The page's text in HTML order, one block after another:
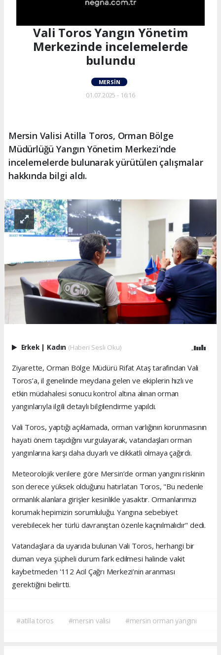
Vali Toros Yangın Yönetim
Merkezinde incelemelerde
bulundu
MERSIN
01.07.2025 - 16:16
Mersin Valisi Atilla Toros, Orman Bölge
Müdürlüğü Yangın Yönetim Merkezi’nde
incelemelerde bulunarak yürütülen çalışmalar
hakkında bilgi aldı.
Erkek Kadın (Haberi Sesli Oku)
Ziyarette, Orman Bölge Müdürü Rifat Ataş tarafından Vali
Toros’a, il genelinde meydana gelen ve ekiplerin hızlı ve
etkin müdahalesi sonucu kontrol altına alınan orman
yangınlarıyla ilgili detaylı bilgilendirme yapıldı.
Vali Toros, yaptığı açıklamada, orman varlığının korunmasının
hayati önem taşıdığını vurgulayarak, vatandaşları orman
yangınlarına karşı daha duyarlı ve dikkatli olmaya çağırdı.
Meteorolojik verilere göre Mersin’de orman yangını riskinin
son derece yüksek olduğunu hatırlatan Toros, "Bu nedenle
ormanlık alanlara girişler kesinlikle yasaktır. Ormanlarımızı
korumak hepimizin sorumluluğu. Yangına sebebiyet
verebilecek her türlü davranıştan özenle kaçınılmalıdır" dedi.
Vatandaşlara da uyarıda bulunan Vali Toros, herhangi bir
duman veya şüpheli durum fark edilmesi halinde vakit
kaybetmeden '112 Acil Çağrı Merkezi’nin aranması
gerektiğini belirtti.
#atilla toros #mersin valisi #mersin orman yangını